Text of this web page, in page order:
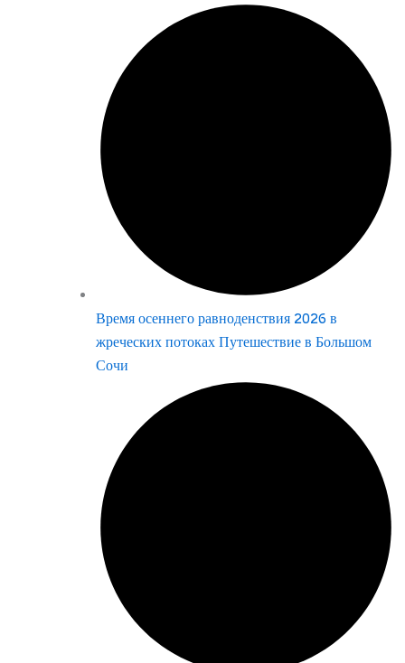
Время осеннего равноденствия 2026 в
жреческих потоках Путешествие в Большом
Сочи